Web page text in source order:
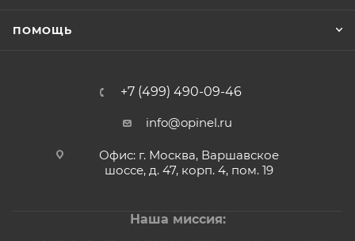
ПОМОЩЬ
+7 (499) 490-09-46
info@opinel.ru
Офис: г. Москва, Варшавское
шоссе, д. 47, корп. 4, пом. 19
Наша миссия: